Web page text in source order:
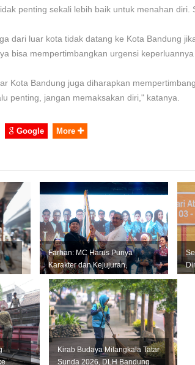
penting sekali lebih baik untuk menahan diri.
dari luar kota tidak datang ke Kota Bandung
bisa mempertimbangkan urgensi
Kota Bandung juga diharapkan
penting, jangan memaksakan diri," katanya.
Google More
Farhan: MC Harus Punya
Karakter dan Kejujuran,
Jangan Jadi Tiruan Orang
Lain
Kirab Budaya Milangkala Tatar
Sunda 2026, DLH Bandung